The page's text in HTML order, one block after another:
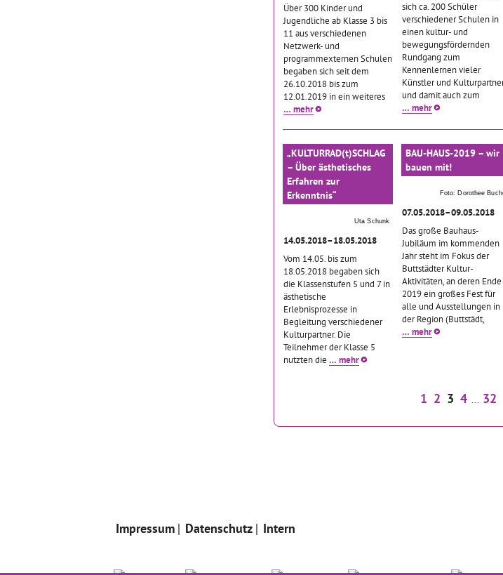
Über 300 Kinder und
Jugendliche ab Klasse 3 bis
11 aus verschiedenen
Netzwerk- und
programmexternen Schulen
begaben sich seit dem
26.10.2018 bis zum
12.01.2019 in ein weiteres
… mehr
sich ca. 200 Schüler
verschiedener Schulen in
einen kultur- und
bewegungsfördernden
Rundgang zum
Kennenlernen vieler
Künstler und
und damit auch zum
… mehr
„KULTURRAD(t)SCHLAG
– Über ästhetisches
Erfahren zur
Erkenntnis“
Uta Schunk
14.05.2018–18.05.2018
Vom 14.05. bis zum
18.05.2018 begaben sich
die Klassenstufen 5 und 7 in
ästhetische
Erlebnisprozesse in
Begleitung verschiedener
Kulturpartner. Die
Teilnehmer der Klasse 5
nutzten die … mehr
BAU-HAUS-2019 – wir
bauen mit!
Foto: Dorothee
07.05.2018–09.05.2018
Das große Bauhaus-
Jubiläum im kommenden
Jahr steht im Fokus der
Buttstädter Kultur-
Aktivitäten, an deren Ende
2019 ein großes Fest für
alle und Ausstellungen in
der Region (Buttstädt,
… mehr
1 2 3 4 32
Impressum Datenschutz Intern